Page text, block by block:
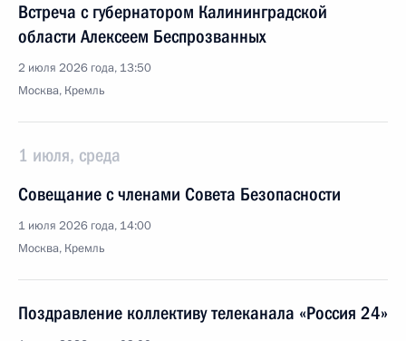
Встреча с губернатором Калининградской
области Алексеем Беспрозванных
2 июля 2026 года, 13:50
Москва, Кремль
1 июля, среда
Совещание с членами Совета Безопасности
1 июля 2026 года, 14:00
Москва, Кремль
Поздравление коллективу телеканала «Россия 24»